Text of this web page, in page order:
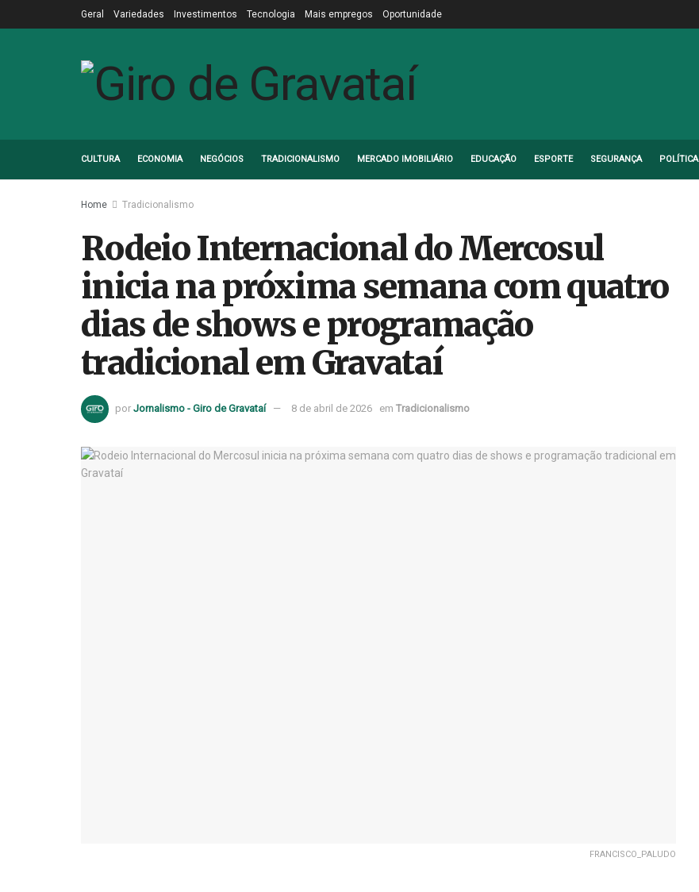
Geral Variedades Investimentos Tecnologia Mais empregos Oportunidade
CULTURA ECONOMIA NEGÓCIOS TRADICIONALISMO MERCADO IMOBILIÁRIO EDUCAÇÃO ESPORTE SEGURANÇA POLÍTICA
Home Tradicionalismo
Rodeio Internacional do Mercosul
inicia na próxima semana com quatro
dias de shows e programação
tradicional em Gravataí
por Jornalismo - Giro de Gravataí 8 de abril de 2026 em Tradicionalismo
FRANCISCO_PALUDO